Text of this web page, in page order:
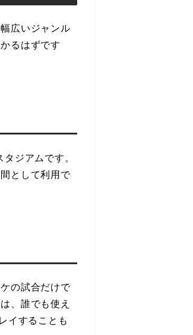
広いジャンル
るはずです
ジアムです。
として利用で
の試合だけで
、誰でも使え
イすることも